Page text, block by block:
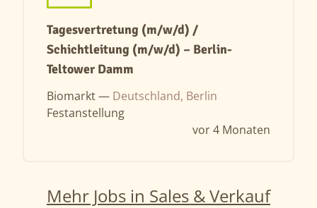
Tagesvertretung (m/w/d) /
Schichtleitung (m/w/d) – Berlin-
Teltower Damm
Biomarkt — Deutschland, Berlin
Festanstellung
vor 4 Monaten
Mehr Jobs in Sales & Verkauf